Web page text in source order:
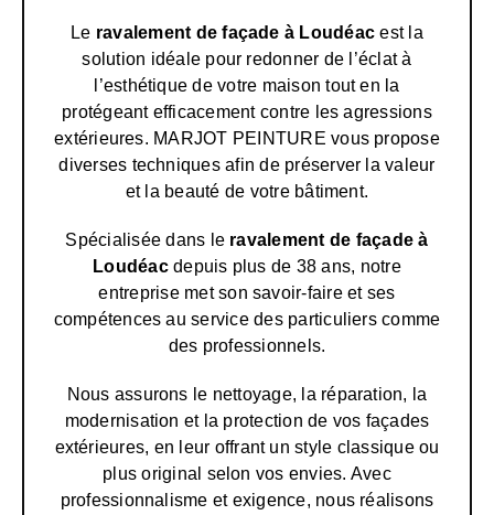
Le ravalement de façade à Loudéac est la
solution idéale pour redonner de l’éclat à
l’esthétique de votre maison tout en la
protégeant efficacement contre les agressions
extérieures. MARJOT PEINTURE vous propose
diverses techniques afin de préserver la valeur
et la beauté de votre bâtiment.
Spécialisée dans le ravalement de façade à
Loudéacdepuis plus de 38 ans, notre
entreprise met son savoir-faire et ses
compétences au service des particuliers comme
des professionnels.
Nous assurons le nettoyage, la réparation, la
modernisation et la protection de vos façades
extérieures, en leur offrant un style classique ou
plus original selon vos envies. Avec
professionnalisme et exigence, nous réalisons